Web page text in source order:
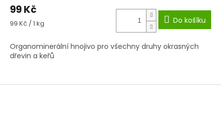
99 Kč
Měrná
99 Kč / 1 kg Do košíku
Organominerální hnojivo pro všechny druhy okrasných
dřevin a keřů
Z